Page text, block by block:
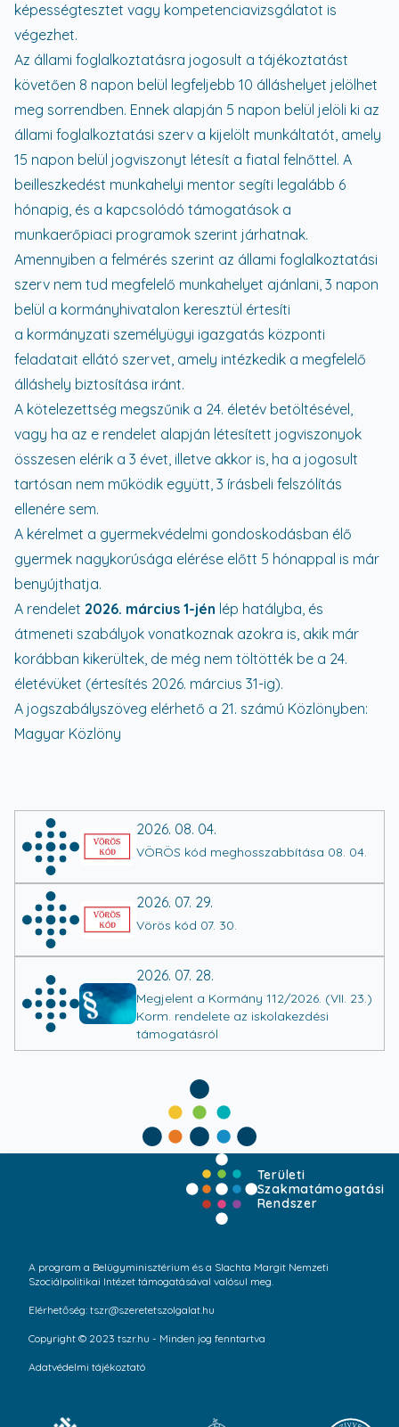
2026. 08. 04.
VÖRÖS kód meghosszabbítása 08. 04.
2026. 07. 29.
Vörös kód 07. 30.
2026. 07. 28.
Megjelent a Kormány 112/2026. (VII. 23.)
Korm. rendelete az iskolakezdési
támogatásról
képességtesztet vagy kompetenciavizsgálatot is
végezhet.
Az állami foglalkoztatásra jogosult a tájékoztatást
követően 8 napon belül legfeljebb 10 álláshelyet jelölhet
meg sorrendben. Ennek alapján 5 napon belül jelöli ki az
állami foglalkoztatási szerv a kijelölt munkáltatót, amely
15 napon belül jogviszonyt létesít a fiatal felnőttel. A
beilleszkedést munkahelyi mentor segíti legalább 6
hónapig, és a kapcsolódó támogatások a
munkaerőpiaci programok szerint járhatnak.
Amennyiben a felmérés szerint az állami foglalkoztatási
szerv nem tud megfelelő munkahelyet ajánlani, 3 napon
belül a kormányhivatalon keresztül értesíti
a kormányzati személyügyi igazgatás központi
feladatait ellátó szervet, amely intézkedik a megfelelő
álláshely biztosítása iránt.
A kötelezettség megszűnik a 24. életév betöltésével,
vagy ha az e rendelet alapján létesített jogviszonyok
összesen elérik a 3 évet, illetve akkor is, ha a jogosult
tartósan nem működik együtt, 3 írásbeli felszólítás
ellenére sem.
A kérelmet a gyermekvédelmi gondoskodásban élő
gyermek nagykorúsága elérése előtt 5 hónappal is már
benyújthatja.
A rendelet 2026. március 1-jén lép hatályba, és
átmeneti szabályok vonatkoznak azokra is, akik már
korábban kikerültek, de még nem töltötték be a 24.
életévüket (értesítés 2026. március 31-ig).
A jogszabályszöveg elérhető a 21. számú Közlönyben:
Magyar Közlöny
Területi
Szakmatámogatási
Rendszer
A program a Belügyminisztérium és a Slachta Margit Nemzeti
Szociálpolitikai Intézet támogatásával valósul meg.
Elérhetőség: tszr@szeretetszolgalat.hu
Copyright © 2023 tszr.hu - Minden jog fenntartva
Adatvédelmi tájékoztató